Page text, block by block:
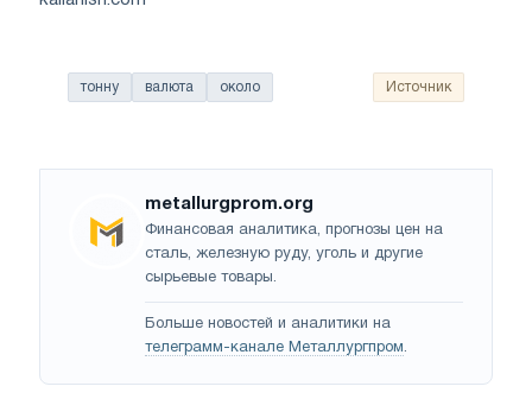
тонну валюта около Источник
metallurgprom.org
Финансовая аналитика, прогнозы цен на
сталь, железную руду, уголь и другие
сырьевые товары.
Больше новостей и аналитики на
телеграмм-канале Металлургпром.